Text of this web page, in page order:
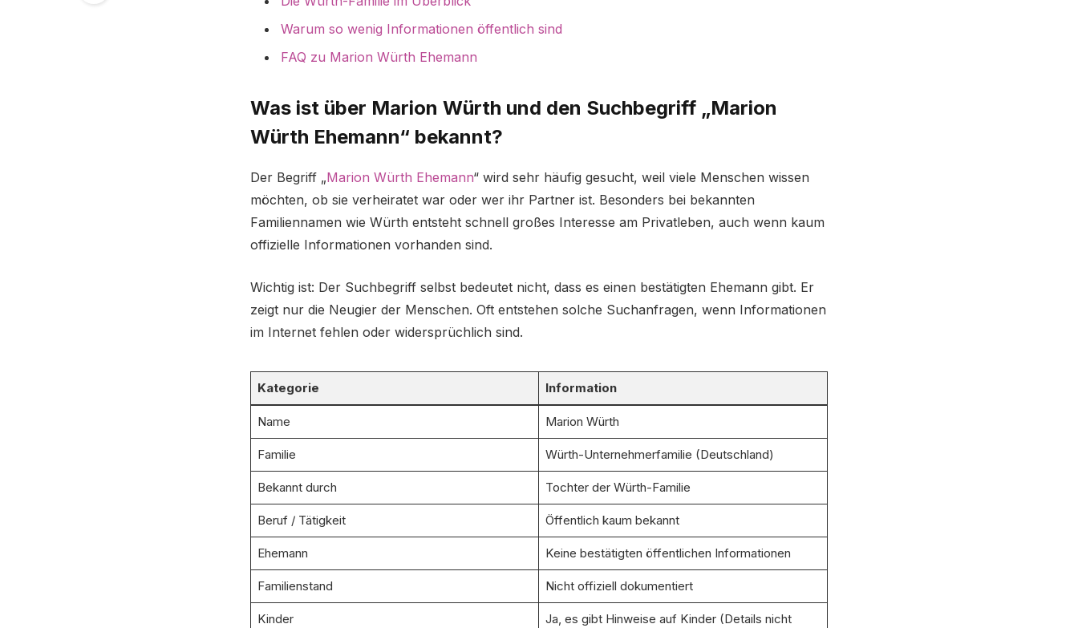
Warum so wenig Informationen öffentlich sind
FAQ zu Marion Würth Ehemann
Was ist über Marion Würth und den Suchbegriff „Marion
Würth Ehemann“ bekannt?
Der Begriff „Marion Würth Ehemann“ wird sehr häufig gesucht, weil viele Menschen wissen
möchten, ob sie verheiratet war oder wer ihr Partner ist. Besonders bei bekannten
Familiennamen wie Würth entsteht schnell großes Interesse am Privatleben, auch wenn kaum
offizielle Informationen vorhanden sind.
Wichtig ist: Der Suchbegriff selbst bedeutet nicht, dass es einen bestätigten Ehemann gibt. Er
zeigt nur die Neugier der Menschen. Oft entstehen solche Suchanfragen, wenn Informationen
im Internet fehlen oder widersprüchlich sind.
Kategorie Information
Name Marion Würth
Familie Würth-Unternehmerfamilie (Deutschland)
Bekannt durch Tochter der Würth-Familie
Beruf / Tätigkeit Öffentlich kaum bekannt
Ehemann Keine bestätigten öffentlichen Informationen
Familienstand Nicht offiziell dokumentiert
Kinder
Ja, es gibt Hinweise auf Kinder (Details nicht